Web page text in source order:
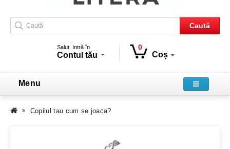
Caută
Salut. Intră în
Contul tău
0
Coș
Menu
Copilul tau cum se joaca?